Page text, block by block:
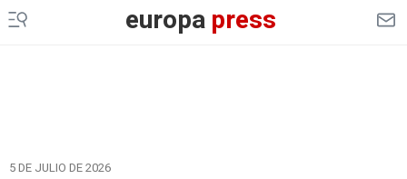
europapress
5 DE JULIO DE 2026